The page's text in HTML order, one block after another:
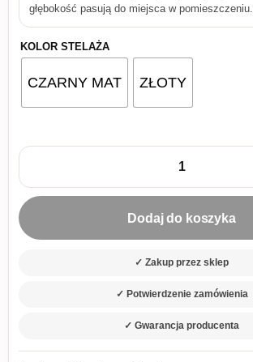
głębokość pasują do miejsca w pomieszczeniu.
KOLOR STELAŻA
CZARNY MAT ZŁOTY
ilość Stolik RTV Nova 154 biały
Dodaj do koszyka
✓ Zakup przez sklep
✓ Potwierdzenie zamówienia
✓ Gwarancja producenta